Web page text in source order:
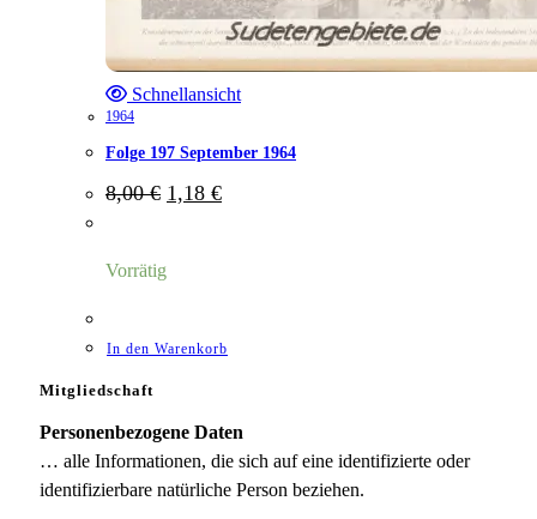
Schnellansicht
1964
Folge 197 September 1964
8,00€ Ursprünglicher
Preis
1,18 €Aktueller
Preis
Vorrätig
In den Warenkorb
Mitgliedschaft
Personenbezogene Daten
… alle Informationen, die sich auf eine identifizierte oder
identifizierbare natürliche Person beziehen.